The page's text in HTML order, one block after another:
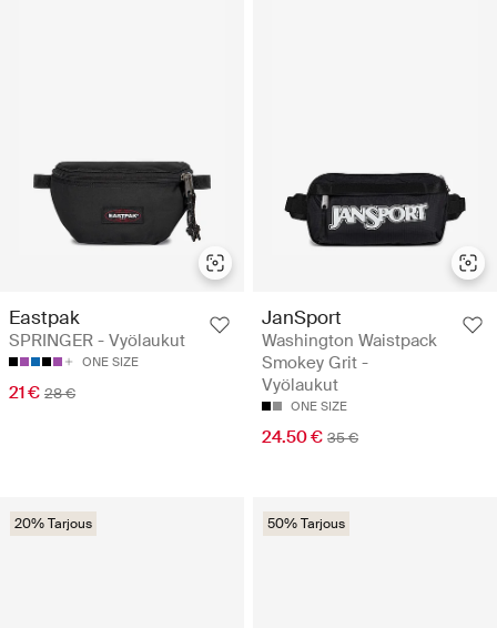
Eastpak
SPRINGER - Vyölaukut
ONE SIZE
21 € 28 €
JanSport
Washington Waistpack
Smokey Grit -
Vyölaukut
ONE SIZE
24.50 € 35 €
20% Tarjous 50% Tarjous